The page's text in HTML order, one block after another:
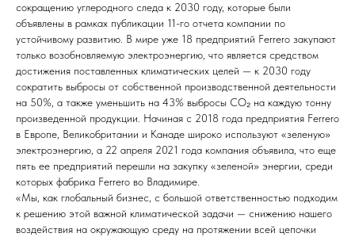
сокращению углеродного следа к 2030 году, которые были
объявлены в рамках публикации 11-го отчета компании по
устойчивому развитию. В мире уже 18 предприятий Ferrero закупают
только возобновляемую электроэнергию, что является средством
достижения поставленных климатических целей — к 2030 году
сократить выбросы от собственной производственной деятельности
на 50%, а также уменьшить на 43% выбросы СО₂ на каждую тонну
произведенной продукции. Начиная с 2018 года предприятия Ferrero
в Европе, Великобритании и Канаде широко используют «зеленую»
электроэнергию, а 22 апреля 2021 года компания объявила, что еще
пять ее предприятий перешли на закупку «зеленой» энергии, среди
которых фабрика Ferrero во Владимире.
«Мы, как глобальный бизнес, с большой ответственностью подходим
к решению этой важной климатической задачи — снижению нашего
воздействия на окружающую среду на протяжении всей цепочки